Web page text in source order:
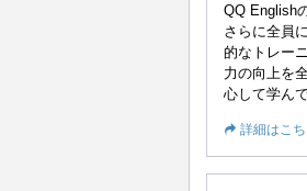
QQ English
さらに全員
的なトレー
力の向上を
心して学ん
詳細はこち